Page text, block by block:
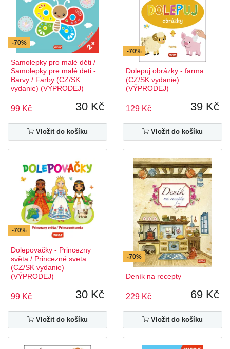
-70%
Samolepky pro malé děti /
Samolepky pre malé deti -
Barvy / Farby (CZ/SK
vydanie) (VÝPRODEJ)
99 Kč 30 Kč
Vložit do košíku
-70%
Dolepuj obrázky - farma
(CZ/SK vydanie)
(VÝPRODEJ)
129 Kč 39 Kč
Vložit do košíku
-70%
Dolepovačky - Princezny
světa / Princezné sveta
(CZ/SK vydanie)
(VÝPRODEJ)
99 Kč 30 Kč
Vložit do košíku
-70%
Deník na recepty
229 Kč 69 Kč
Vložit do košíku